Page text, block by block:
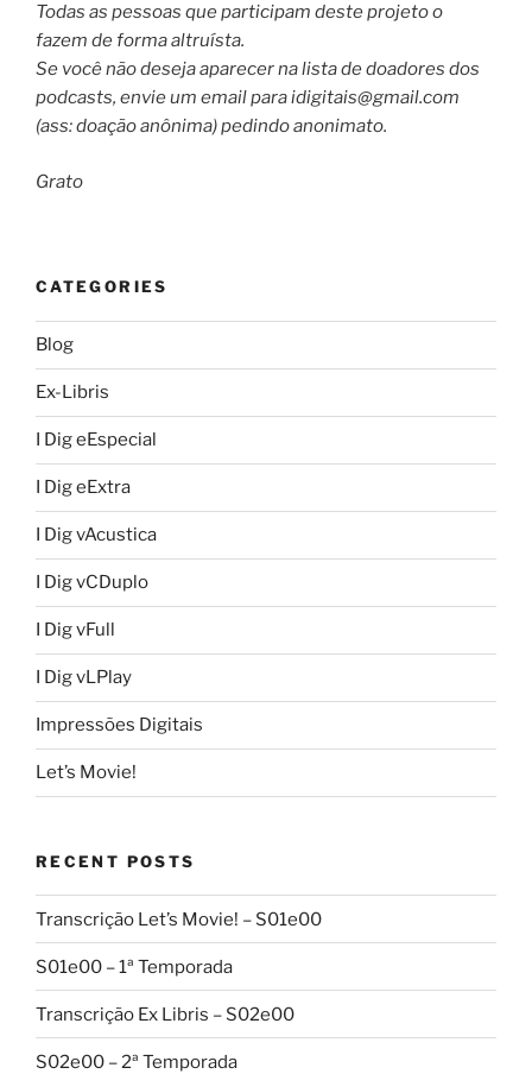
Todas as pessoas que participam deste projeto o
fazem de forma altruísta.
Se você não deseja aparecer na lista de doadores dos
podcasts, envie um email paraidigitais@gmail.com
(ass: doação anônima) pedindo anonimato.
Grato
CATEGORIES
Blog
Ex-Libris
I Dig eEspecial
I Dig eExtra
I Dig vAcustica
I Dig vCDuplo
I Dig vFull
I Dig vLPlay
Impressões Digitais
Let’s Movie!
RECENT POSTS
Transcrição Let’s Movie! – S01e00
S01e00 – 1ª Temporada
Transcrição Ex Libris – S02e00
S02e00 – 2ª Temporada